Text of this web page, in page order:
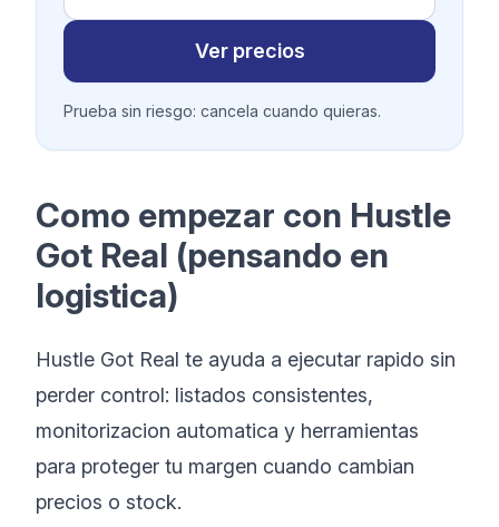
Ver precios
Prueba sin riesgo: cancela cuando quieras.
Como empezar con Hustle
Got Real (pensando en
logistica)
Hustle Got Real te ayuda a ejecutar rapido sin
perder control: listados consistentes,
monitorizacion automatica y herramientas
para proteger tu margen cuando cambian
precios o stock.